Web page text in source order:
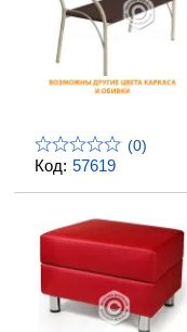
Код: 57619
(0)